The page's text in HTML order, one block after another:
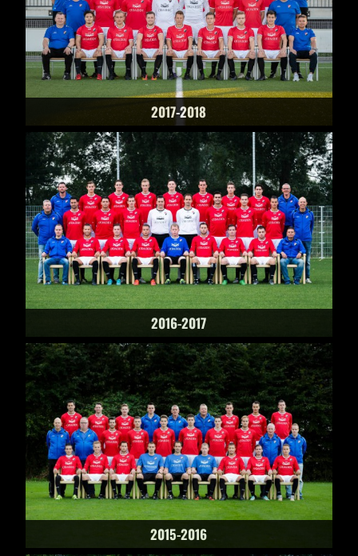
2017-2018
2016-2017
2015-2016